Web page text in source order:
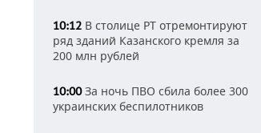
10:12 В столице РТ отремонтируют
ряд зданий Казанского кремля за
200 млн рублей
10:00За ночь ПВО сбила более 300
украинских беспилотников